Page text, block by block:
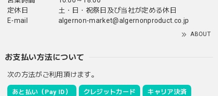
定休日
土・日・祝祭日及び当社が定める休日
E-mail
algernon-market@algernonproduct.co.jp
ABOUT
お支払い方法について
次の方法がご利用頂けます。
あと払い（Pay ID） クレジットカード キャリア決済